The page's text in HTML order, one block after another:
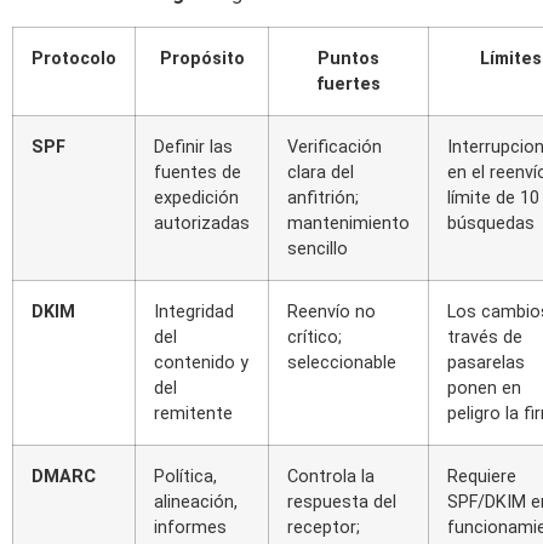
Protocolo Propósito
Puntos
fuertes
Límites
SPF
Definir las
fuentes de
expedición
autorizadas
Verificación
clara del
anfitrión;
mantenimiento
sencillo
en el
límite de 10
búsquedas
DKIM
Integridad
del
contenido y
del
remitente
Reenvío no
crítico;
seleccionable
Los
través de
pasarelas
ponen en
peligro la
DMARC
Política,
alineación,
informes
Controla la
respuesta del
receptor;
Requiere
SPF/DKIM